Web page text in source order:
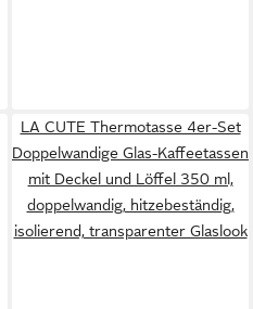
LA CUTE Thermotasse 4er-Set
Doppelwandige Glas-Kaffeetassen
mit Deckel und Löffel 350 ml,
doppelwandig, hitzebeständig,
isolierend, transparenter Glaslook